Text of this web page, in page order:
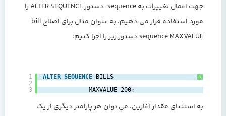
جهت اعمال تغییرات به sequence، دستور ALTER SEQUENCE را
مورد استفاده قرار می دهیم. به عنوان مثال برای اصلاح bill
sequence MAXVALUE دستور زیر را اجرا کنیم:
?
1
2
3
ALTER SEQUENCE
BILLS ‎
‎     MAXVALUE 200;‎
به استثنای مقدار آغازین، می توان هر پارامتر دیگری از یک